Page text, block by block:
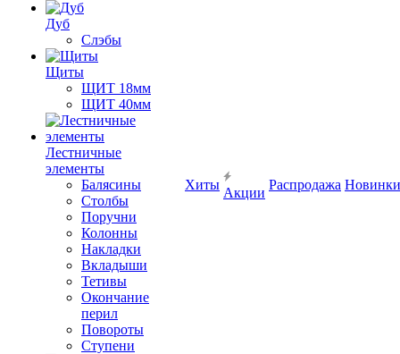
Дуб
Слэбы
Щиты
ЩИТ 18мм
ЩИТ 40мм
Лестничные
элементы
Балясины
Столбы
Поручни
Колонны
Накладки
Вкладыши
Тетивы
Окончание
перил
Повороты
Ступени
Хиты
Акции
Распродажа Новинки